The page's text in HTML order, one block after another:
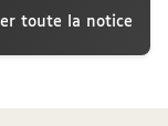
toute la notice